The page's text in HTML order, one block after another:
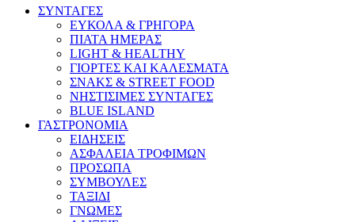
ΣΥΝΤΑΓΕΣ
ΕΥΚΟΛΑ & ΓΡΗΓΟΡΑ
ΠΙΑΤΑ ΗΜΕΡΑΣ
LIGHT & HEALTHY
ΓΙΟΡΤΕΣ ΚΑΙ ΚΑΛΕΣΜΑΤΑ
ΣΝΑΚΣ & STREET FOOD
ΝΗΣΤΙΣΙΜΕΣ ΣΥΝΤΑΓΕΣ
BLUE ISLAND
ΓΑΣΤΡΟΝΟΜΙΑ
ΕΙΔΗΣΕΙΣ
ΑΣΦΑΛΕΙΑ ΤΡΟΦΙΜΩΝ
ΠΡΟΣΩΠΑ
ΣΥΜΒΟΥΛΕΣ
ΤΑΞΙΔΙ
ΓΝΩΜΕΣ